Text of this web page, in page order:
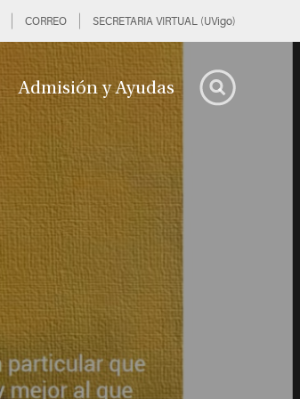
CORREO SECRETARIA VIRTUAL (UVigo)
Admisión y Ayudas